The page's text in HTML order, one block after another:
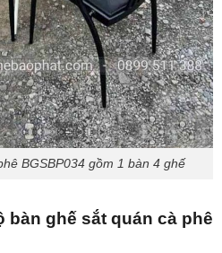
BGSBP034 gồm 1 bàn 4 ghế
bàn ghế sắt quán cà phê